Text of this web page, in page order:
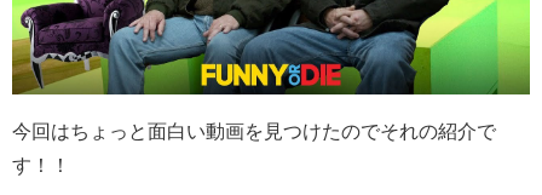
今回はちょっと面白い動画を見つけたのでそれの紹介で
す！！